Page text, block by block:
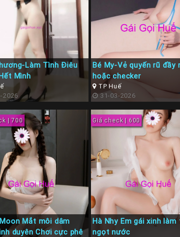
Làm Tình Điêu
Mình
2026
Bé My-Vẻ quyến rũ đầy
hoặc checker
TP Huế
31-03-2026
| 700
Mắt môi dâm
duyên Chơi cực phê
Giá check | 600
Hà Nhy Em gái xinh làm
ngọt nước